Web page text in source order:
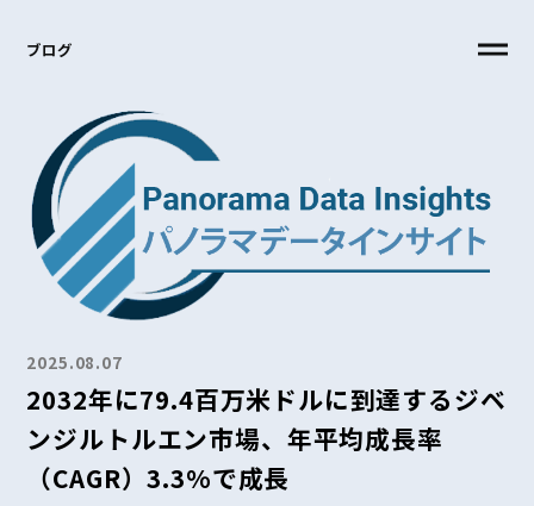
ブログ
2025.08.07
2032年に79.4百万米ドルに到達するジベ
ンジルトルエン市場、年平均成長率
（CAGR）3.3%で成長